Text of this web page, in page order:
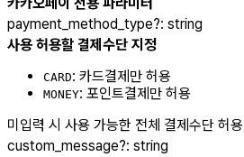
payment_method_type?: string
사용 허용할 결제수단 지정
CARD: 카드결제만 허용
MONEY: 포인트결제만 허용
미입력 시 사용 가능한 전체 결제수단 허용
custom_message?: string